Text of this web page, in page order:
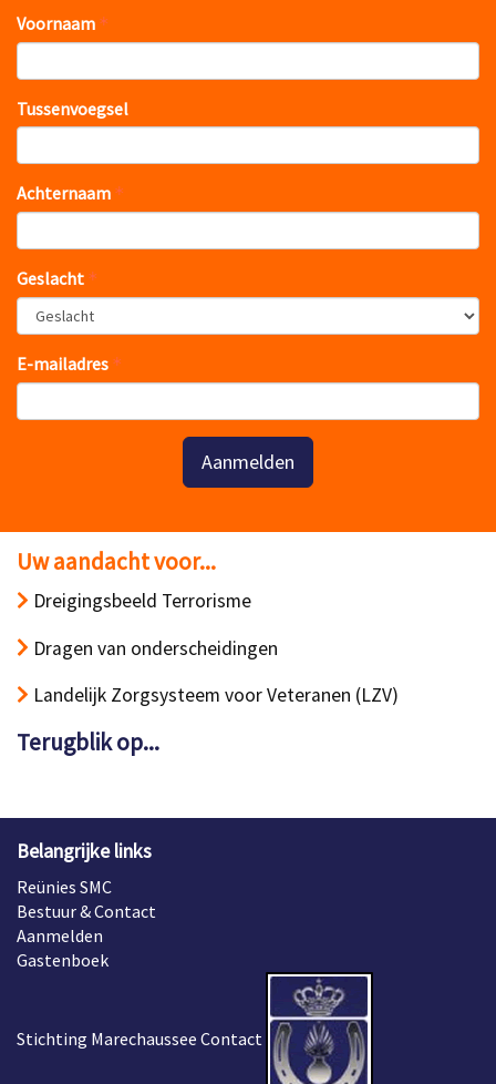
Voornaam
Tussenvoegsel
Achternaam
Geslacht
E-mailadres
Aanmelden
Uw aandacht voor...
Dreigingsbeeld Terrorisme
Dragen van onderscheidingen
Landelijk Zorgsysteem voor Veteranen (LZV)
Terugblik op...
Belangrijke links
Reünies SMC
Bestuur & Contact
Aanmelden
Gastenboek
Stichting Marechaussee Contact